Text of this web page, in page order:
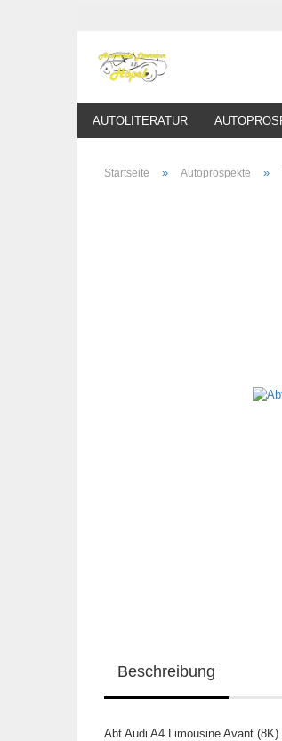
AUTOLITERATUR
Startseite » Autoprospekte »
Beschreibung
Abt Audi A4 Limousine Avant